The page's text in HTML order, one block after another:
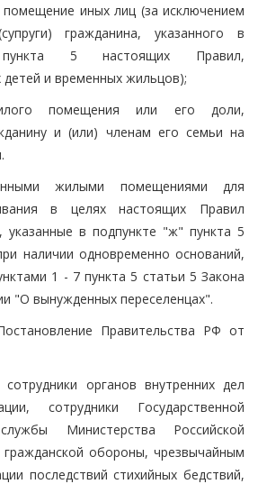
иных лиц (за исключением
гражданина, указанного в
5 настоящих Правил,
и временных жильцов);
помещения или его доли,
и (или) членам его семьи на
жилыми помещениями для
в целях настоящих Правил
указанные в подпункте "ж" пункта 5
наличии одновременно оснований,
1 - 7 пункта 5 статьи 5 Закона
"О вынужденных переселенцах".
Правительства РФ от
органов внутренних дел
сотрудники Государственной
Министерства Российской
обороны, чрезвычайным
последствий стихийных бедствий,